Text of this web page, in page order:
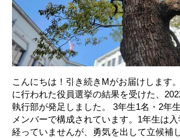
こんにちは！引き続きMがお届けします
に行われた役員選挙の結果を受けた、
執行部が発足しました。 3年生1名・2年
メンバーで構成されています。1年生は
経っていませんが、勇気を出して立候補